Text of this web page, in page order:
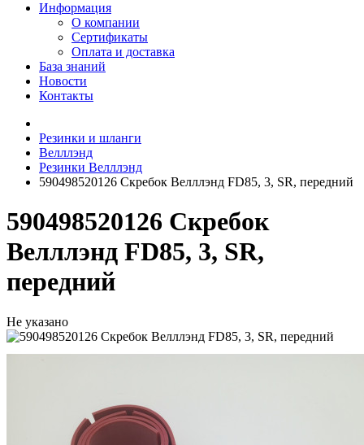
Информация
О компании
Сертификаты
Оплата и доставка
База знаний
Новости
Контакты
Резинки и шланги
Велллэнд
Резинки Велллэнд
590498520126 Скребок Велллэнд FD85, 3, SR, передний
590498520126 Скребок
Велллэнд FD85, 3, SR,
передний
Не указано